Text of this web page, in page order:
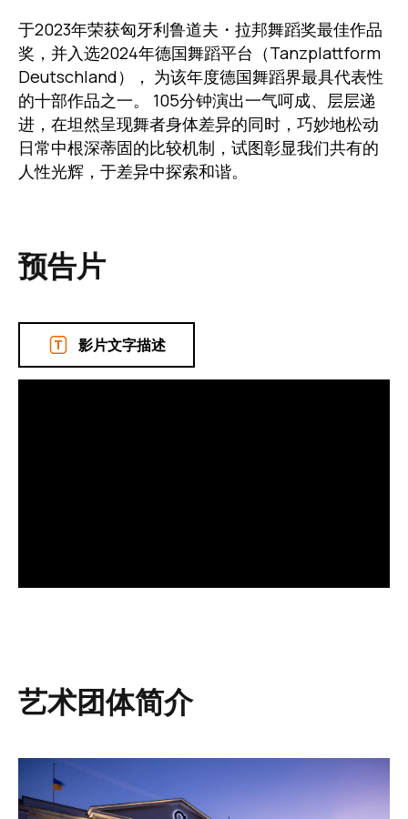
于2023年荣获匈牙利鲁道夫・拉邦舞蹈奖最佳作品
奖，并入选2024年德国舞蹈平台（Tanzplattform
Deutschland）， 为该年度德国舞蹈界最具代表性
的十部作品之一。 105分钟演出一气呵成、层层递
进，在坦然呈现舞者身体差异的同时，巧妙地松动
日常中根深蒂固的比较机制，试图彰显我们共有的
人性光辉，于差异中探索和谐。
预告片
影片文字描述
艺术团体简介